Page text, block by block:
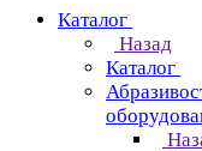
Каталог
Назад
Каталог